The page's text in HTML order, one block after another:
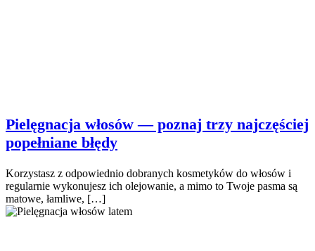
Pielęgnacja włosów — poznaj trzy najczęściej
popełniane błędy
Korzystasz z odpowiednio dobranych kosmetyków do włosów i
regularnie wykonujesz ich olejowanie, a mimo to Twoje pasma są
matowe, łamliwe, […]